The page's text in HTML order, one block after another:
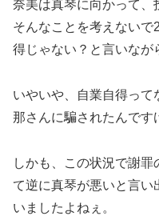
奈美は真琴に向かって、
そんなことを考えないで
得じゃない？と言いなが
いやいや、自業自得って
那さんに騙されたんです
しかも、この状況で謝
て逆に真琴が悪いと言い
いましたよねぇ。